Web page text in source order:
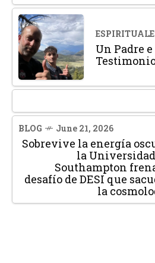
Un Padre
BLOG June 21, 2026
Sobrevive la energía
la
Southampton
desafío de DESI que
la